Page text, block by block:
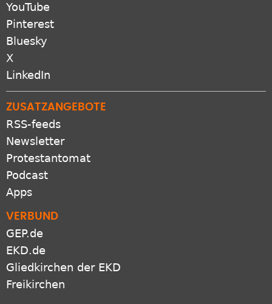
YouTube
Pinterest
Bluesky
X
LinkedIn
ZUSATZANGEBOTE
RSS-feeds
Newsletter
Protestantomat
Podcast
Apps
VERBUND
GEP.de
EKD.de
Gliedkirchen der EKD
Freikirchen